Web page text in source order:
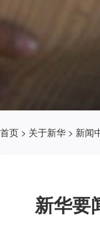
首页 > 关于新华 > 新闻
新华要